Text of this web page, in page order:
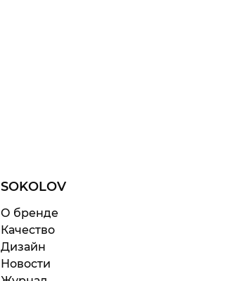
SOKOLOV
О бренде
Качество
Дизайн
Новости